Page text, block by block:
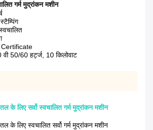
गर्म मुद्रांकन मशीन
वी 50/60 हर्ट्ज, 10 किलोवाट
के लिए सर्वो स्वचालित गर्म मुद्रांकन मशीन
के लिए स्वचालित सर्वो गर्म मुद्रांकन मशीन